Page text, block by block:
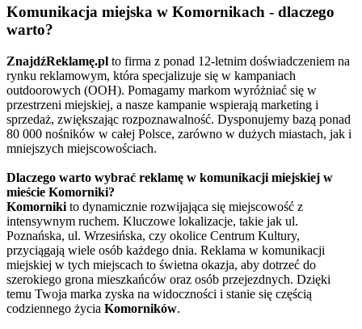
Komunikacja miejska w Komornikach - dlaczego
warto?
ZnajdźReklamę.pl to firma z ponad 12-letnim doświadczeniem na
rynku reklamowym, która specjalizuje się w kampaniach
outdoorowych (OOH). Pomagamy markom wyróżniać się w
przestrzeni miejskiej, a nasze kampanie wspierają marketing i
sprzedaż, zwiększając rozpoznawalność. Dysponujemy bazą ponad
80 000 nośników w całej Polsce, zarówno w dużych miastach, jak i
mniejszych miejscowościach.
Dlaczego warto wybrać reklamę w komunikacji miejskiej w
mieście Komorniki?
Komorniki to dynamicznie rozwijająca się miejscowość z
intensywnym ruchem. Kluczowe lokalizacje, takie jak ul.
Poznańska, ul. Wrzesińska, czy okolice Centrum Kultury,
przyciągają wiele osób każdego dnia. Reklama w komunikacji
miejskiej w tych miejscach to świetna okazja, aby dotrzeć do
szerokiego grona mieszkańców oraz osób przejezdnych. Dzięki
temu Twoja marka zyska na widoczności i stanie się częścią
codziennego życia Komorników.